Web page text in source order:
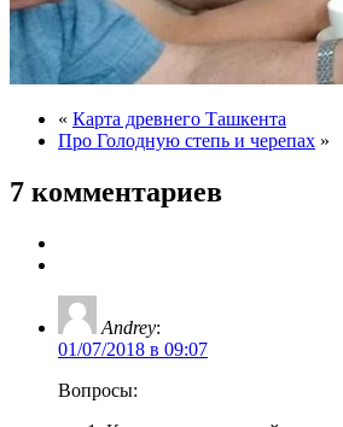
« Карта древнего Ташкента
Про Голодную степь и черепах »
7 комментариев
Andrey:
01/07/2018 в 09:07
Вопросы: